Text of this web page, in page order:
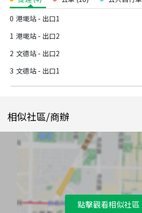
0 港墘站 - 出口1
1 港墘站 - 出口2
2 文德站 - 出口2
3 文德站 - 出口1
相似社區/商辦
點擊觀看相似社區